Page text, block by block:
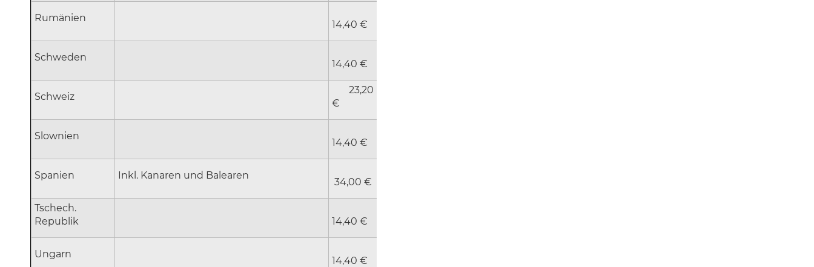
Rumänien
14,40 €
Schweden
14,40 €
Schweiz
23,20
€
Slownien
14,40 €
Spanien Inkl. Kanaren und Balearen
34,00 €
Tschech.
Republik
14,40 €
Ungarn
14,40 €